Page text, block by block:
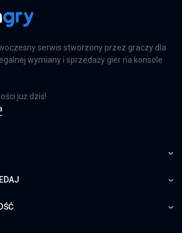
serwis stworzony przez graczy dla
wymiany i sprzedaży gier na konsole
już dziś!